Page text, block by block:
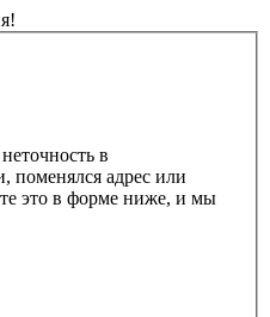
в
поменялся адрес или
это в форме ниже, и мы